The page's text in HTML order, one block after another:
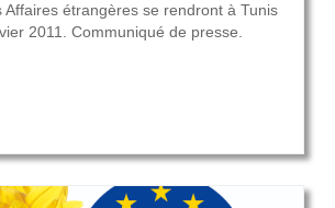
Affaires étrangères se rendront à Tunis
2011. Communiqué de presse.